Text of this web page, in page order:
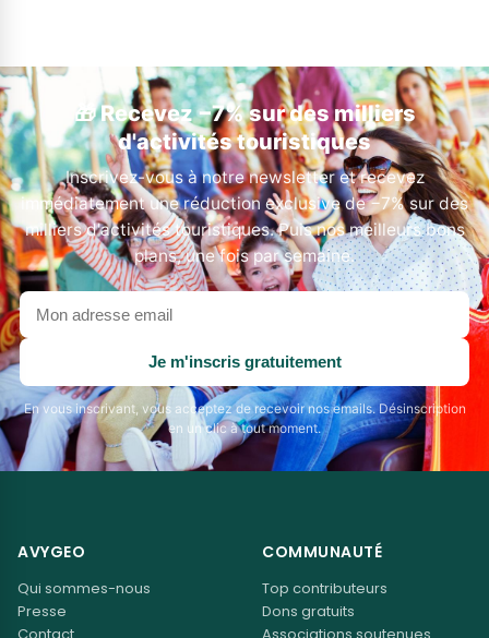
🎁 Recevez −7% sur des milliers
d'activités touristiques
Inscrivez-vous à notre newsletter et recevez
immédiatement une réduction exclusive de −7% sur des
milliers d'activités touristiques. Puis nos meilleurs bons
plans, une fois par semaine.
Votre
adresse
email
Je m'inscris gratuitement
En vous inscrivant, vous acceptez de recevoir nos emails. Désinscription
en un clic à tout moment.
AVYGEO
Qui sommes-nous
Presse
COMMUNAUTÉ
Top contributeurs
Dons gratuits